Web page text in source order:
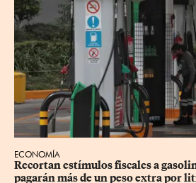
ECONOMÍA
Recortan estímulos fiscales a
pagarán más de un peso extra por